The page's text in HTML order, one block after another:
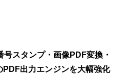
号スタンプ・画像PDF変換・
出力エンジンを大幅強化